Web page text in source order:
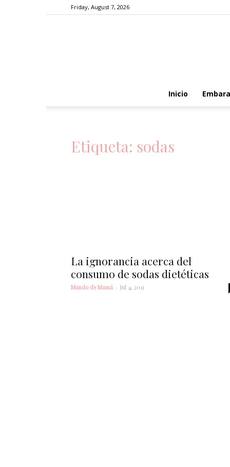
Friday, August 7, 2026
Inicio
Etiqueta: sodas
La ignorancia acerca del
consumo de sodas dietéticas
Mundo de Mamá - Jul 4, 2011